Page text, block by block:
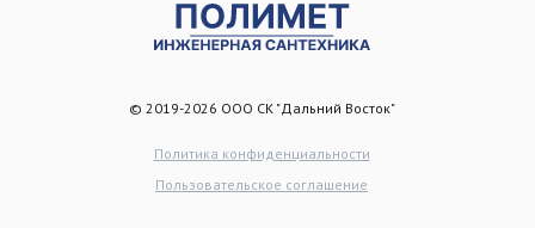
© 2019-2026 ООО СК "Дальний Восток"
Политика конфиденциальности
Пользовательское соглашение